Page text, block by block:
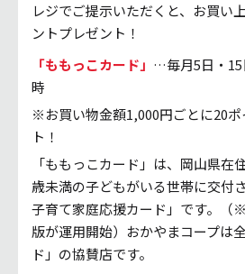
レジでご提示いただくと、お買い
ントプレゼント！
「ももっこカード」 …毎月5日・15
時
※お買い物金額1,000円ごとに20
ト！
「ももっこカード」は、岡山県在
歳未満の子どもがいる世帯に交付
子育て家庭応援カード」です。（
版が運用開始）おかやまコープは
ド」の協賛店です。